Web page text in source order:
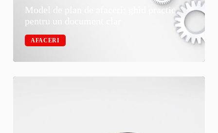
Model de plan de afaceri: ghid practic
pentru un document clar
AFACERI